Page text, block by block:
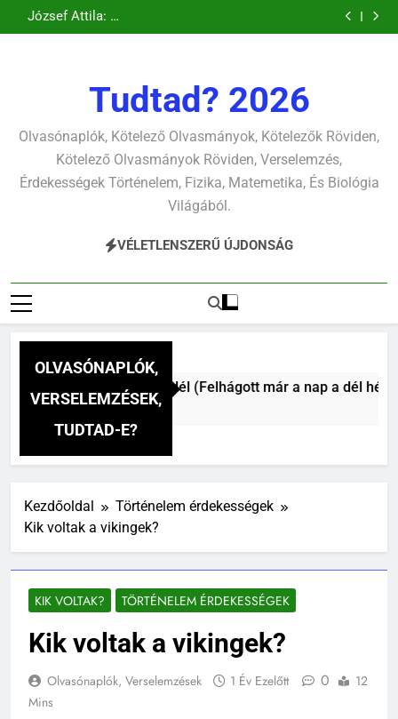
Ugrás
a
verselemzés
tavon
Mihály: A fársáng
József Attila: A
gyerekszemű élet-
Tudtad? 2026
Olvasónaplók, Kötelező Olvasmányok, Kötelezők Röviden,
Kötelező Olvasmányok Röviden, Verselemzés,
Érdekességek Történelem, Fizika, Matemetika, És Biológia
Világából.
VÉLETLENSZERŰ ÚJDONSÁG
OLVASÓNAPLÓK,
VERSELEMZÉSEK,
TUDTAD-E?
Vitéz Mihály: A dél (Felhágott már a nap a dél hév
Kezdőoldal
Történelem érdekességek
Kik voltak a vikingek?
KIK VOLTAK? TÖRTÉNELEM ÉRDEKESSÉGEK
Kik voltak a vikingek?
Olvasónaplók, Verselemzések 1 Év Ezelőtt 0
12
Mins